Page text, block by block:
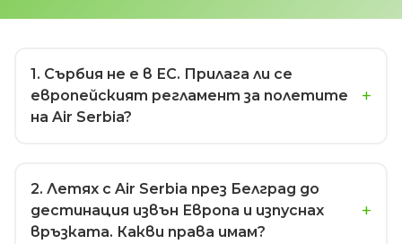
1. Сърбия не е в ЕС. Прилага ли се
европейският регламент за полетите
на Air Serbia?
2. Летях с Air Serbia през Белград до
дестинация извън Европа и изпуснах
връзката. Какви права имам?